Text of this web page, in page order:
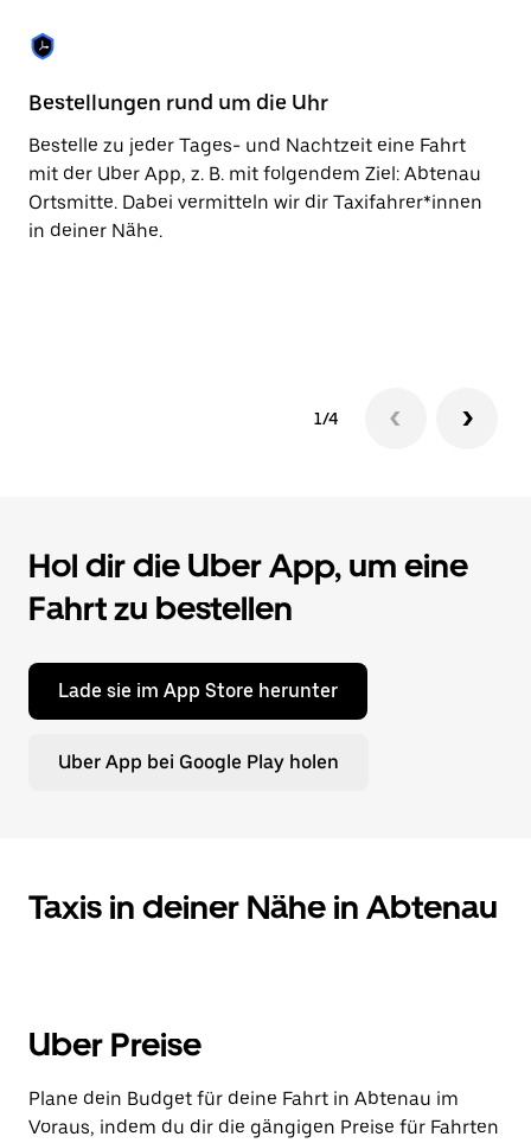
Bestellungen rund um die Uhr
Bestelle zu jeder Tages- und Nachtzeit eine Fahrt
mit der Uber App, z. B. mit folgendem Ziel: Abtenau
Ortsmitte. Dabei vermitteln wir dir Taxifahrer*innen
in deiner Nähe.
1/4
Hol dir die Uber App, um eine
Fahrt zu bestellen
Lade sie im App Store herunter
Uber App bei Google Play holen
Taxis in deiner Nähe in Abtenau
Uber Preise
Plane dein Budget für deine Fahrt in Abtenau im
Voraus, indem du dir die gängigen Preise für Fahrten